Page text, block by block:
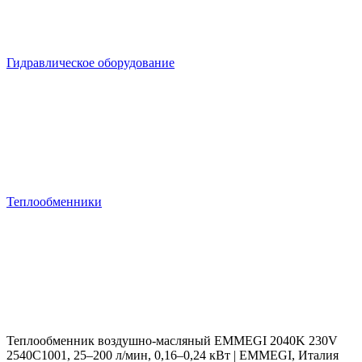
Гидравлическое оборудование
Теплообменники
Теплообменник воздушно-масляный EMMEGI 2040K 230V
2540C1001, 25–200 л/мин, 0,16–0,24 кВт | EMMEGI, Италия